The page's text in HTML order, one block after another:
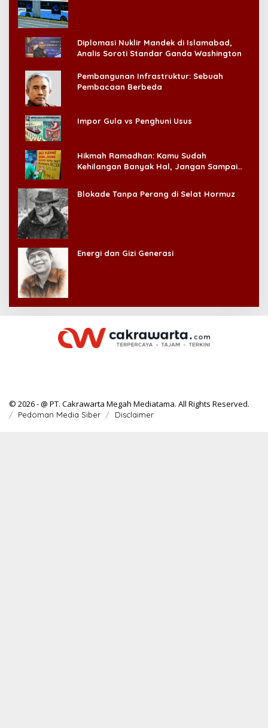
Diplomasi Nuklir Mandek di Islamabad,
Analis Soroti Standar Ganda Washington
Pembangunan Infrastruktur: Sebuah
Pembacaan Berbeda
Impor Gula vs Penghuni Usus
Hikmah Ramadhan: Kamu Sudah
Kehilangan Banyak Hal, Jangan Sampai
Blokade Tanpa Perang di Selat Hormuz
Energi dan Gizi Generasi
© 2026 - @ PT. Cakrawarta Megah Mediatama. All Rights Reserved.
Pedoman Media Siber Disclaimer